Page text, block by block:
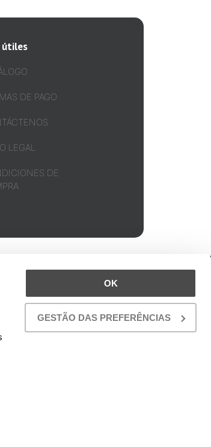
OK
GESTÃO DAS PREFERÊNCIAS
útiles
DE PAGO
LEGAL
DE